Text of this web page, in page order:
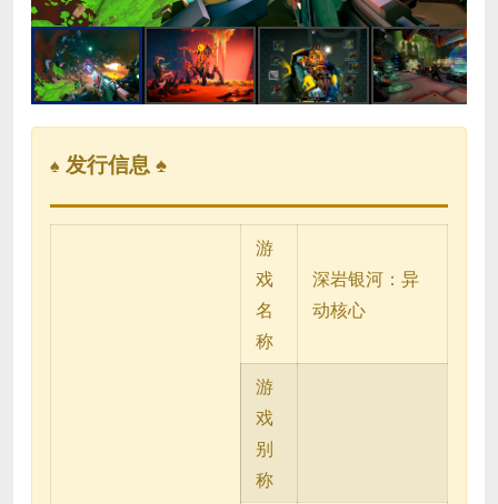
♠ 发行信息 ♠
游
戏
名
称
深岩银河：异
动核心
游
戏
别
称